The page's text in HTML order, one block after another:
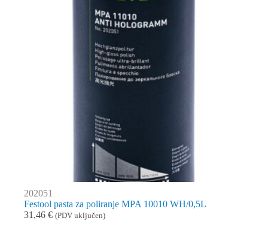
202051
Festool pasta za poliranje MPA 10010 WH/0,5L
31,46 € (PDV uključen)